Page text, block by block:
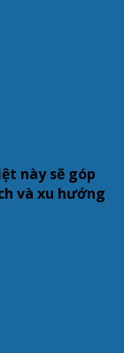
này sẽ góp
và xu hướng